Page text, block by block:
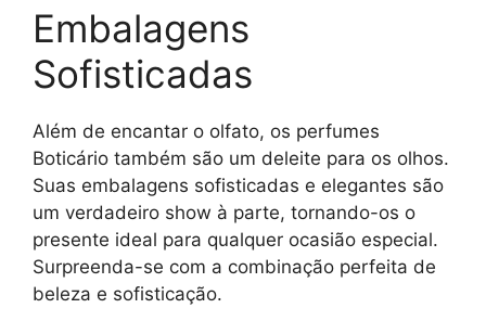
Embalagens
Sofisticadas
Além de encantar o olfato, os perfumes
Boticário também são um deleite para os olhos.
Suas embalagens sofisticadas e elegantes são
um verdadeiro show à parte, tornando-os o
presente ideal para qualquer ocasião especial.
Surpreenda-se com a combinação perfeita de
beleza e sofisticação.